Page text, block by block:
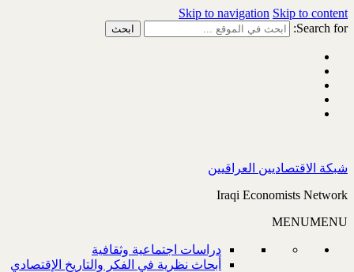
Skip to navigation Skip to content
Search for:
شبكة الاقتصاديين العراقيين
Iraqi Economists Network
MENUMENU
دراسات اجتماعية وثقافية
أبحاث نظرية في الفكر والتاريخ الإقتصادي